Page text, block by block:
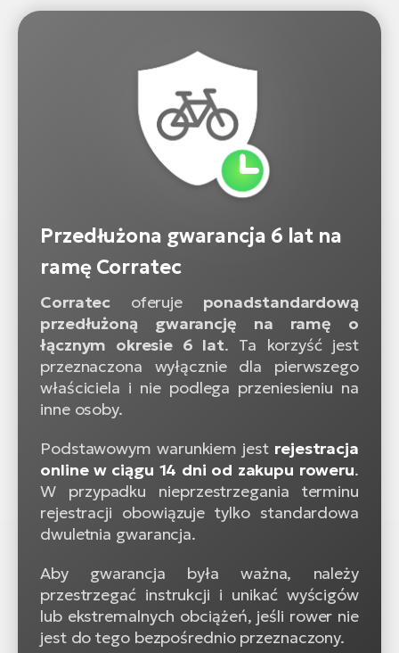
Przedłużona gwarancja 6 lat na
ramę Corratec
Corratec oferuje ponadstandardową
przedłużoną gwarancję na ramę o
łącznym okresie 6 lat. Ta korzyść jest
przeznaczona wyłącznie dla pierwszego
właściciela i nie podlega przeniesieniu na
inne osoby.
Podstawowym warunkiem jest rejestracja
online w ciągu 14 dni od zakupu roweru.
W przypadku nieprzestrzegania terminu
rejestracji obowiązuje tylko standardowa
dwuletnia gwarancja.
Aby gwarancja była ważna, należy
przestrzegać instrukcji i unikać wyścigów
lub ekstremalnych obciążeń, jeśli rower nie
jest do tego bezpośrednio przeznaczony.